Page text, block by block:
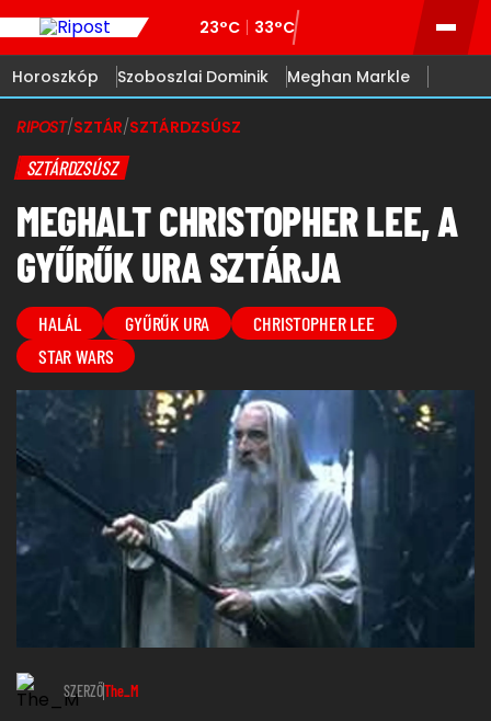
23°C 33°C
Horoszkóp Szoboszlai Dominik Meghan Markle
RIPOST/SZTÁR/SZTÁRDZSÚSZ
SZTÁRDZSÚSZ
MEGHALT CHRISTOPHER LEE, A
GYŰRŰK URA SZTÁRJA
HALÁL GYŰRŰK URA
CHRISTOPHER LEE
STAR WARS
SZERZŐThe_M